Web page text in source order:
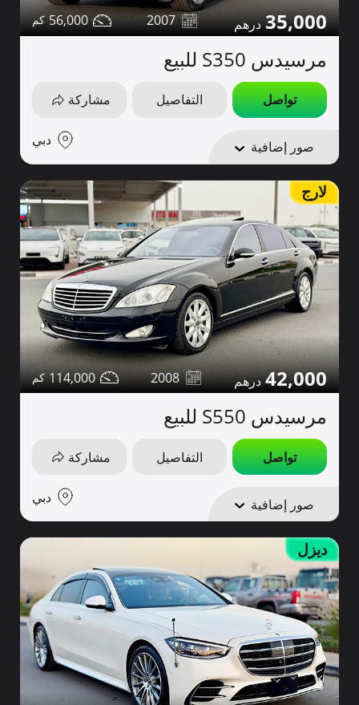
35,000
2007
56,000
مرسيدس S350 للبيع
تواصل التفاصيل مشاركة
صور إضافية دبي
لارج
42,000
2008
114,000
مرسيدس S550 للبيع
تواصل التفاصيل مشاركة
صور إضافية دبي
ديزل